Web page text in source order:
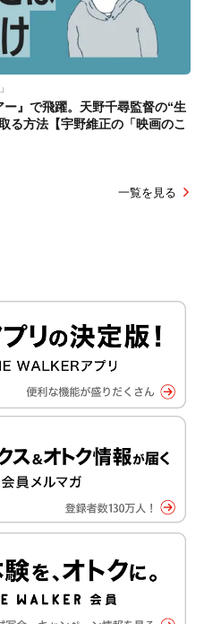
ー』で飛躍。天野千尋監督の“生
る方法【宇野維正の「映画のこ
一覧を見る